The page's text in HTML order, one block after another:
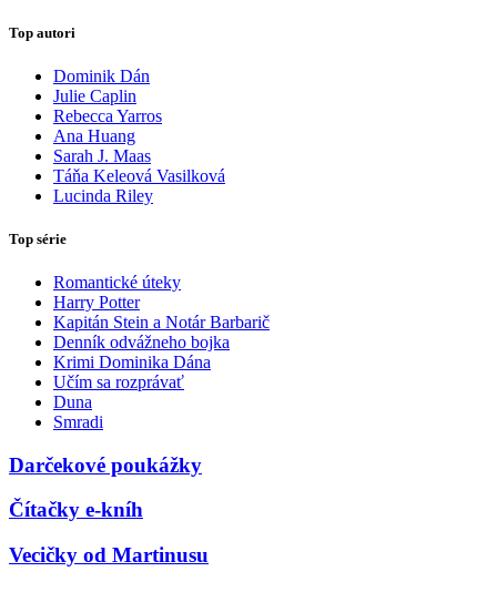
Top autori
Dominik Dán
Julie Caplin
Rebecca Yarros
Ana Huang
Sarah J. Maas
Táňa Keleová Vasilková
Lucinda Riley
Top série
Romantické úteky
Harry Potter
Kapitán Stein a Notár Barbarič
Denník odvážneho bojka
Krimi Dominika Dána
Učím sa rozprávať
Duna
Smradi
Darčekové poukážky
Čítačky e-kníh
Vecičky od Martinusu